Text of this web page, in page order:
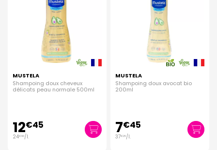
MUSTELA
Shampoing doux cheveux
délicats peau normale 500ml
12€45
24€90/l.
MUSTELA
Shampoing doux avocat bio
200ml
7€45
37€25/l.